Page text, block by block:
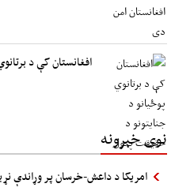
افغانستان کې د
نوی خبرونه
امریکا د داعش-خرسان پر وړاندې